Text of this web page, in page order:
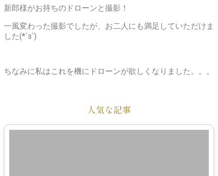
新郎様がお持ちのドローンと撮影！
一風変わった撮影でしたが、お二人にも満足していただけま
した(*´з`)
ちなみに私はこれを機にドローンが欲しくなりました。。。
人気な記事